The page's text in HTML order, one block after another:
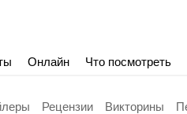
Онлайн Что посмотреть
Рецензии Викторины